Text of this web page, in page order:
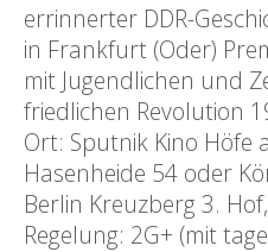
errinnerter DDR-
in Frankfurt (Oder)
mit Jugendlichen und
friedlichen Revolution
Ort: Sputnik Kino Höfe
Hasenheide 54 oder
Berlin Kreuzberg 3.
Regelung: 2G+ (mit